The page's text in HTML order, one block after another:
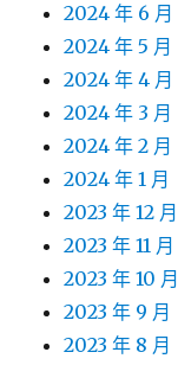
2024 年 6 月
2024 年 5 月
2024 年 4 月
2024 年 3 月
2024 年 2 月
2024 年 1 月
2023 年 12 月
2023 年 11 月
2023 年 10 月
2023 年 9 月
2023 年 8 月